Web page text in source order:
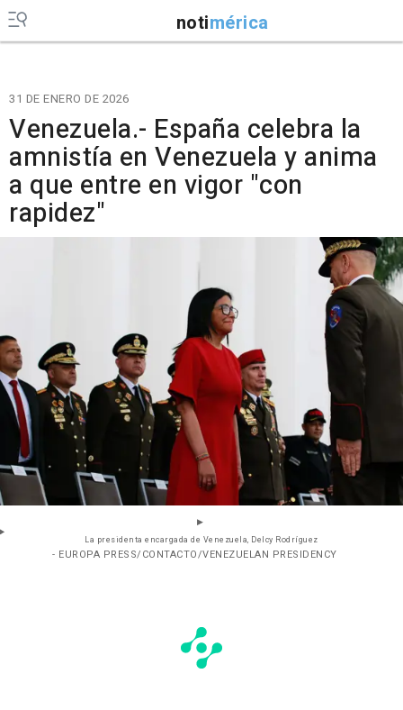
notimérica
31 DE ENERO DE 2026
Venezuela.- España celebra la
amnistía en Venezuela y anima
a que entre en vigor "con
rapidez"
La presidenta encargada de Venezuela, Delcy Rodríguez
- EUROPA PRESS/CONTACTO/VENEZUELAN PRESIDENCY